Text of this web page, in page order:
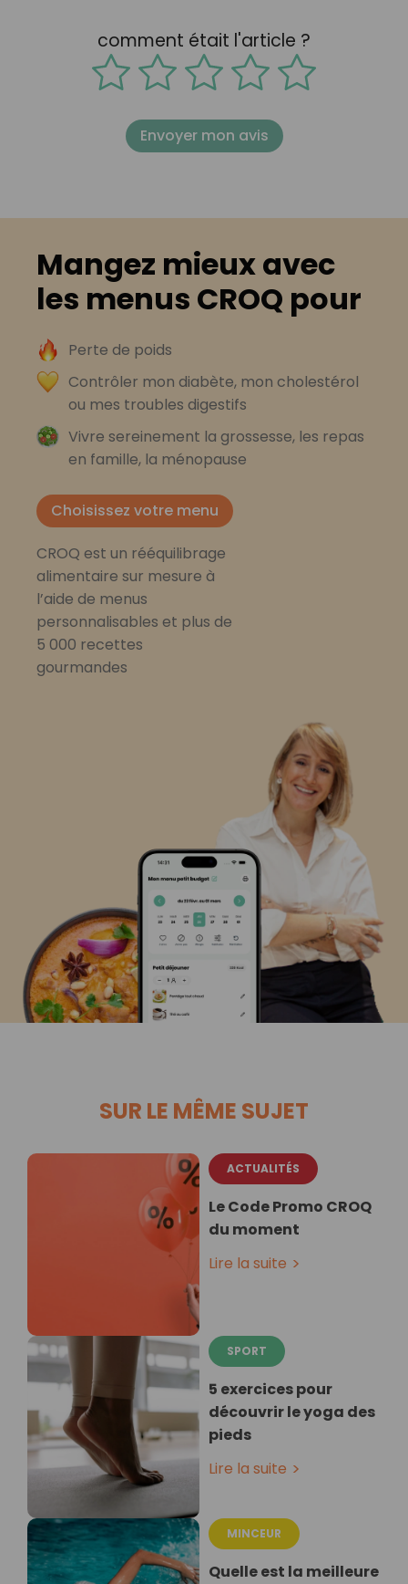
comment était l'article ?
Envoyer mon avis
Mangez mieux avec
les menus CROQ pour
Perte de poids
Contrôler mon diabète, mon cholestérol
ou mes troubles digestifs
Vivre sereinement la grossesse, les repas
en famille, la ménopause
Choisissez votre menu
CROQ est un rééquilibrage
alimentaire sur mesure à
l’aide de menus
personnalisables et plus de
5 000 recettes
gourmandes
SUR LE MÊME SUJET
ACTUALITÉS
Le Code Promo CROQ
du moment
Lire la suite
SPORT
5 exercices pour
découvrir le yoga des
pieds
Lire la suite
MINCEUR
Quelle est la meilleure